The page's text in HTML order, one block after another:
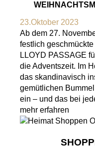
23.Oktober 2023
Ab dem 27.
festlich
LLOYD PASSAGE
die Adventszeit. Im
das skandinavisch
gemütlichen
ein – und das bei
mehr erfahren